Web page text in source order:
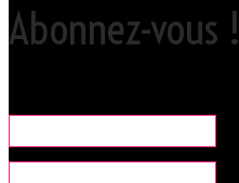
Abonnez-vous !